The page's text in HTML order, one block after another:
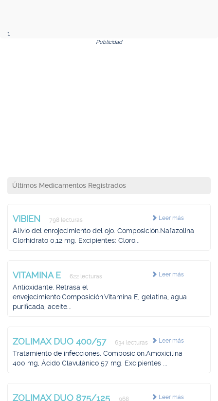
1
Publicidad
Últimos Medicamentos Registrados
Leer más
VIBIEN 798 lecturas
Alivio del enrojecimiento del ojo. Composición.Nafazolina
Clorhidrato 0,12 mg. Excipientes: Cloro...
Leer más
VITAMINA E 622 lecturas
Antioxidante. Retrasa el
envejecimiento.Composición.Vitamina E, gelatina, agua
purificada, aceite...
Leer más
ZOLIMAX DUO 400/57 634 lecturas
Tratamiento de infecciones. Composición.Amoxicilina
400 mg, Ácido Clavulánico 57 mg. Excipientes ...
Leer más
ZOLIMAX DUO 875/125
968